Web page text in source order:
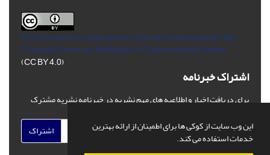
این وب سایت از کوکی ها برای اطمینان از ارائه بهترین
خدمات استفاده می کند.
This Journal is an open access Journal Licensedunder the
Creative Commons Attribution 4.0 International License
(CC BY 4.0)
اشتراک خبرنامه
برای دریافت اخبار و اطلاعیه های مهم نشریه در خبرنامه نشریه مشترک
اشتراک